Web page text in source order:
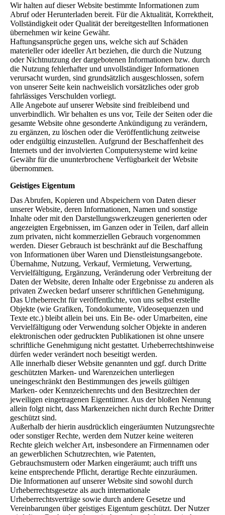
Wir halten auf dieser Website bestimmte Informationen zum
Abruf oder Herunterladen bereit. Für die Aktualität, Korrektheit,
Vollständigkeit oder Qualität der bereitgestellten Informationen
übernehmen wir keine Gewähr.
Haftungsansprüche gegen uns, welche sich auf Schäden
materieller oder ideeller Art beziehen, die durch die Nutzung
oder Nichtnutzung der dargebotenen Informationen bzw. durch
die Nutzung fehlerhafter und unvollständiger Informationen
verursacht wurden, sind grundsätzlich ausgeschlossen, sofern
von unserer Seite kein nachweislich vorsätzliches oder grob
fahrlässiges Verschulden vorliegt.
Alle Angebote auf unserer Website sind freibleibend und
unverbindlich. Wir behalten es uns vor, Teile der Seiten oder die
gesamte Website ohne gesonderte Ankündigung zu verändern,
zu ergänzen, zu löschen oder die Veröffentlichung zeitweise
oder endgültig einzustellen. Aufgrund der Beschaffenheit des
Internets und der involvierten Computersysteme wird keine
Gewähr für die ununterbrochene Verfügbarkeit der Website
übernommen.
Geistiges Eigentum
Das Abrufen, Kopieren und Abspeichern von Daten dieser
unserer Website, deren Informationen, Namen und sonstige
Inhalte oder mit den Darstellungswerkzeugen generierten oder
angezeigten Ergebnissen, im Ganzen oder in Teilen, darf allein
zum privaten, nicht kommerziellen Gebrauch vorgenommen
werden. Dieser Gebrauch ist beschränkt auf die Beschaffung
von Informationen über Waren und Dienstleistungsangebote.
Übernahme, Nutzung, Verkauf, Vermietung, Verwertung,
Vervielfältigung, Ergänzung, Veränderung oder Verbreitung der
Daten der Website, deren Inhalte oder Ergebnisse zu anderen als
privaten Zwecken bedarf unserer schriftlichen Genehmigung.
Das Urheberrecht für veröffentlichte, von uns selbst erstellte
Objekte (wie Grafiken, Tondokumente, Videosequenzen und
Texte etc.) bleibt allein bei uns. Ein Be- oder Umarbeiten, eine
Vervielfältigung oder Verwendung solcher Objekte in anderen
elektronischen oder gedruckten Publikationen ist ohne unsere
schriftliche Genehmigung nicht gestattet. Urheberrechtshinweise
dürfen weder verändert noch beseitigt werden.
Alle innerhalb dieser Website genannten und ggf. durch Dritte
geschützten Marken- und Warenzeichen unterliegen
uneingeschränkt den Bestimmungen des jeweils gültigen
Marken- oder Kennzeichenrechts und den Besitzrechten der
jeweiligen eingetragenen Eigentümer. Aus der bloßen Nennung
allein folgt nicht, dass Markenzeichen nicht durch Rechte Dritter
geschützt sind.
Außerhalb der hierin ausdrücklich eingeräumten Nutzungsrechte
oder sonstiger Rechte, werden dem Nutzer keine weiteren
Rechte gleich welcher Art, insbesondere an Firmennamen oder
an gewerblichen Schutzrechten, wie Patenten,
Gebrauchsmustern oder Marken eingeräumt; auch trifft uns
keine entsprechende Pflicht, derartige Rechte einzuräumen.
Die Informationen auf unserer Website sind sowohl durch
Urheberrechtsgesetze als auch internationale
Urheberrechtsverträge sowie durch andere Gesetze und
Vereinbarungen über geistiges Eigentum geschützt. Der Nutzer